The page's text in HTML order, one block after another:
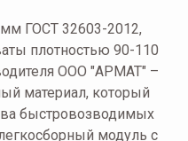
ГОСТ 32603-2012,
плотностью 90-110
ООО "АРМАТ" –
материал, который
быстровозводимых
модуль с